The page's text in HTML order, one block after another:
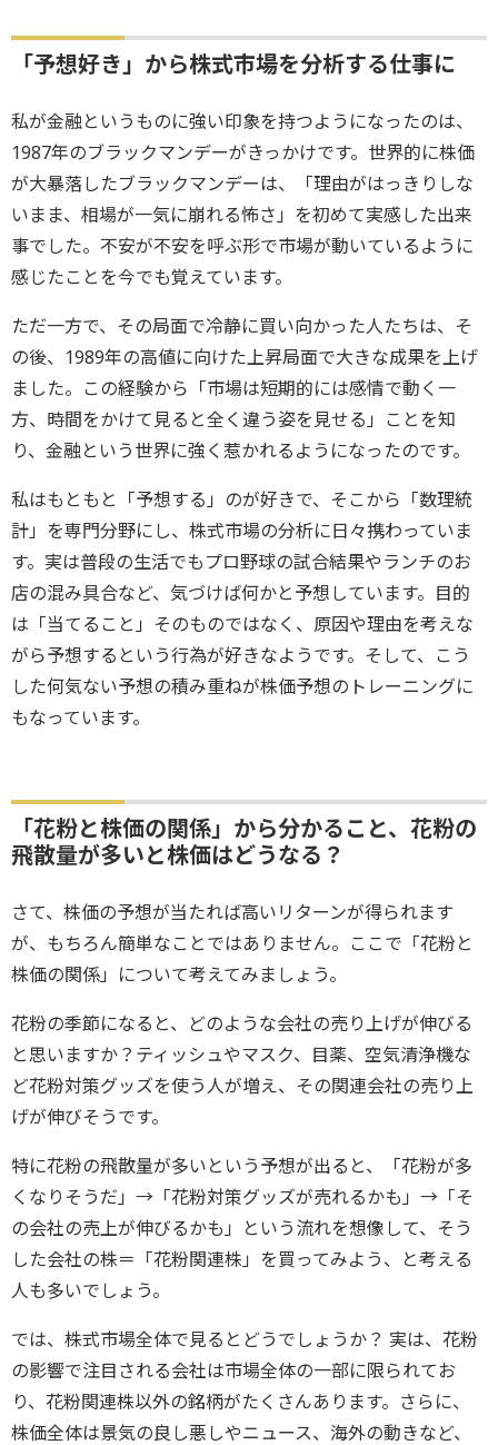
「予想好き」から株式市場を分析する仕事に
私が金融というものに強い印象を持つようになったのは、
1987年のブラックマンデーがきっかけです。世界的に株価
が大暴落したブラックマンデーは、「理由がはっきりしな
いまま、相場が一気に崩れる怖さ」を初めて実感した出来
事でした。不安が不安を呼ぶ形で市場が動いているように
感じたことを今でも覚えています。
ただ一方で、その局面で冷静に買い向かった人たちは、そ
の後、1989年の高値に向けた上昇局面で大きな成果を上げ
ました。この経験から「市場は短期的には感情で動く一
方、時間をかけて見ると全く違う姿を見せる」ことを知
り、金融という世界に強く惹かれるようになったのです。
私はもともと「予想する」のが好きで、そこから「数理統
計」を専門分野にし、株式市場の分析に日々携わっていま
す。実は普段の生活でもプロ野球の試合結果やランチのお
店の混み具合など、気づけば何かと予想しています。目的
は「当てること」そのものではなく、原因や理由を考えな
がら予想するという行為が好きなようです。そして、こう
した何気ない予想の積み重ねが株価予想のトレーニングに
もなっています。
「花粉と株価の関係」から分かること、花粉の
飛散量が多いと株価はどうなる？
さて、株価の予想が当たれば高いリターンが得られます
が、もちろん簡単なことではありません。ここで「花粉と
株価の関係」について考えてみましょう。
花粉の季節になると、どのような会社の売り上げが伸びる
と思いますか？ティッシュやマスク、目薬、空気清浄機な
ど花粉対策グッズを使う人が増え、その関連会社の売り上
げが伸びそうです。
特に花粉の飛散量が多いという予想が出ると、「花粉が多
くなりそうだ」→「花粉対策グッズが売れるかも」→「そ
の会社の売上が伸びるかも」という流れを想像して、そう
した会社の株＝「花粉関連株」を買ってみよう、と考える
人も多いでしょう。
では、株式市場全体で見るとどうでしょうか？ 実は、花粉
の影響で注目される会社は市場全体の一部に限られてお
り、花粉関連株以外の銘柄がたくさんあります。さらに、
株価全体は景気の良し悪しやニュース、海外の動きなど、